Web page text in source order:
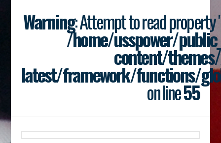
Warning: Attempt to read property
/home/usspower/
content/
latest/framework/functions/
on line55